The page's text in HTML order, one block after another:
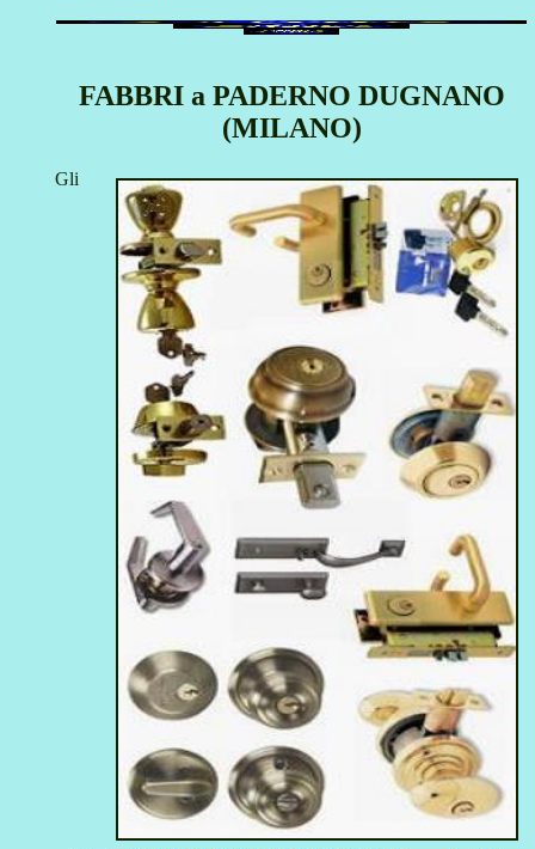
FABBRI a PADERNO DUGNANO
(MILANO)
Gli